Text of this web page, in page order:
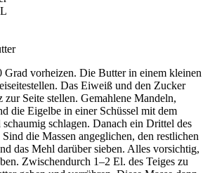
Grad vorheizen. Die Butter in einem kleinen
Das Eiweiß und den Zucker
zur Seite stellen. Gemahlene Mandeln,
die Eigelbe in einer Schüssel mit dem
schlagen. Danach ein Drittel des
die Massen angeglichen, den restlichen
das Mehl darüber sieben. Alles vorsichtig,
Zwischendurch 1–2 El. des Teiges zu